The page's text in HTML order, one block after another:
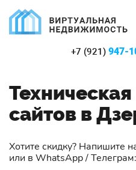
+7 (921) 947-
сайтов в
Хотите скидку? Напишите
или в WhatsApp / Телеграм: